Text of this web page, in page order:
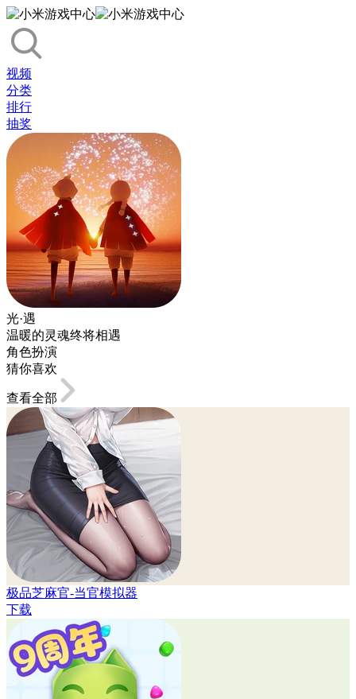
视频
分类
排行
抽奖
光·遇
温暖的灵魂终将相遇
角色扮演
猜你喜欢
查看全部
极品芝麻官-当官模拟器
下载